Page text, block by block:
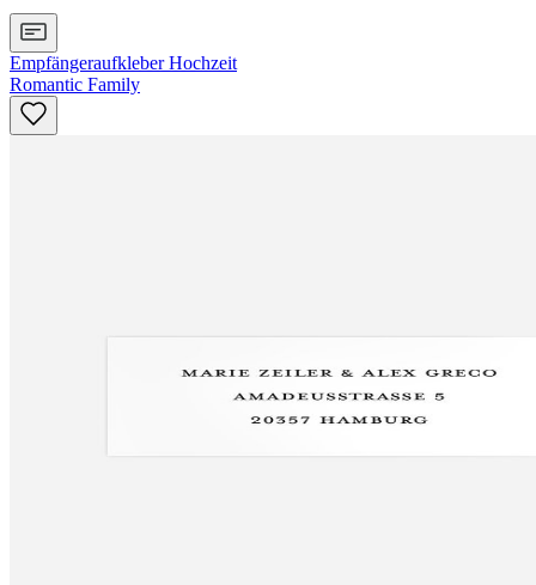
Empfängeraufkleber Hochzeit
Romantic Family